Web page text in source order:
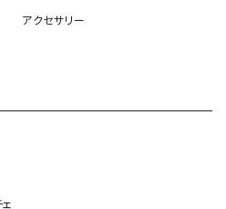
アクセサリー